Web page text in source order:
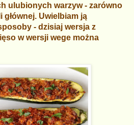
ulubionych warzyw - zarówno
Uwielbiam ją
- dzisiaj wersja z
w wersji wege można